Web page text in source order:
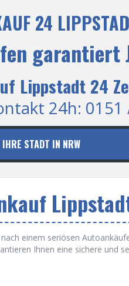
24
garantiert
Lippstadt 24
24h:
IHRE STADT IN NRW
einem seriösen
Ihnen eine sichere und